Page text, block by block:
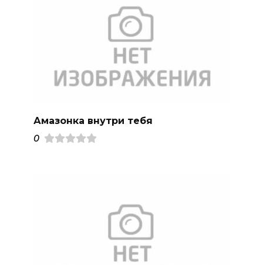
Амазонка внутри тебя
0